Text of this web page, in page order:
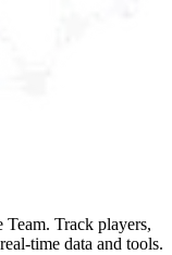
Team. Track players,
time data and tools.